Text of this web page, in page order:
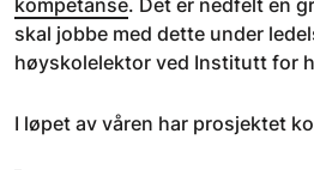
kompetanse. Det er nedfelt en
skal jobbe med dette under
høyskolelektor ved Institutt for
I løpet av våren har prosjektet